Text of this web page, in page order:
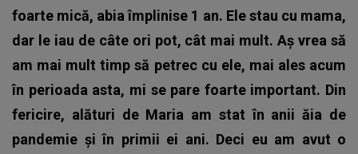
foarte mică, abia împlinise 1 an. Ele stau cu mama,
dar le iau de câte ori pot, cât mai mult. Aș vrea să
am mai mult timp să petrec cu ele, mai ales acum
în perioada asta, mi se pare foarte important. Din
fericire, alături de Maria am stat în anii ăia de
pandemie și în primii ei ani. Deci eu am avut o